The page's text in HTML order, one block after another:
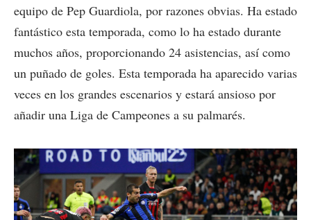
equipo de Pep Guardiola, por razones obvias. Ha estado
fantástico esta temporada, como lo ha estado durante
muchos años, proporcionando 24 asistencias, así como
un puñado de goles. Esta temporada ha aparecido varias
veces en los grandes escenarios y estará ansioso por
añadir una Liga de Campeones a su palmarés.